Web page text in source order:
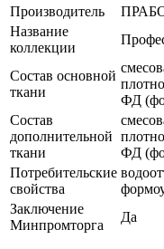
Производитель
Название
коллекции
Состав основной
ткани
ФД
Состав
дополнительной
ткани
ФД
Потребительские
свойства
Заключение
Минпромторга
Да